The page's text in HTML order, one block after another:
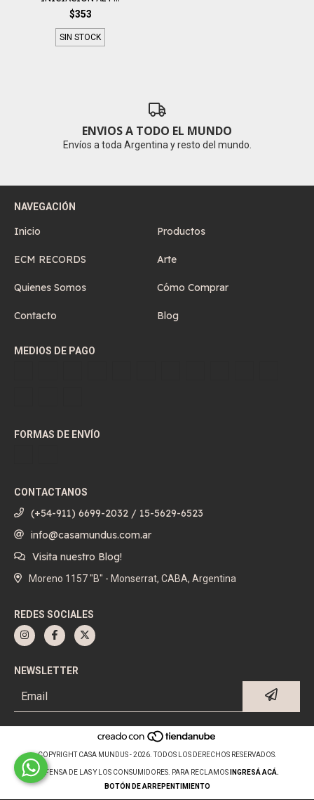
$353
SIN STOCK
ENVIOS A TODO EL MUNDO
Envíos a toda Argentina y resto del mundo.
NAVEGACIÓN
Inicio Productos
ECM RECORDS Arte
Quienes Somos Cómo Comprar
Contacto Blog
MEDIOS DE PAGO
FORMAS DE ENVÍO
CONTACTANOS
(+54-911) 6699-2032 / 15-5629-6523
info@casamundus.com.ar
Visita nuestro Blog!
Moreno 1157 "B" - Monserrat, CABA, Argentina
REDES SOCIALES
NEWSLETTER
COPYRIGHT CASA MUNDUS - 2026. TODOS LOS DERECHOS RESERVADOS.
DEFENSA DE LAS Y LOS CONSUMIDORES. PARA RECLAMOS
INGRESÁ ACÁ.
BOTÓN DE ARREPENTIMIENTO